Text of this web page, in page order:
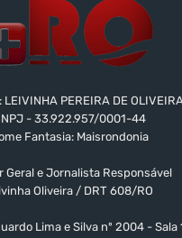
LEIVINHA PEREIRA DE
- 33.922.957/0001-44
Fantasia: Maisrondonia
Geral e Jornalista Responsável
Oliveira / DRT 608/RO
Lima e Silva nº 2004 - Sala